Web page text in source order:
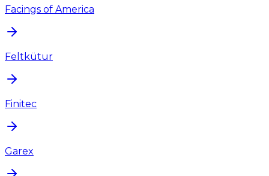
Facings of America
Feltkütur
Finitec
Garex